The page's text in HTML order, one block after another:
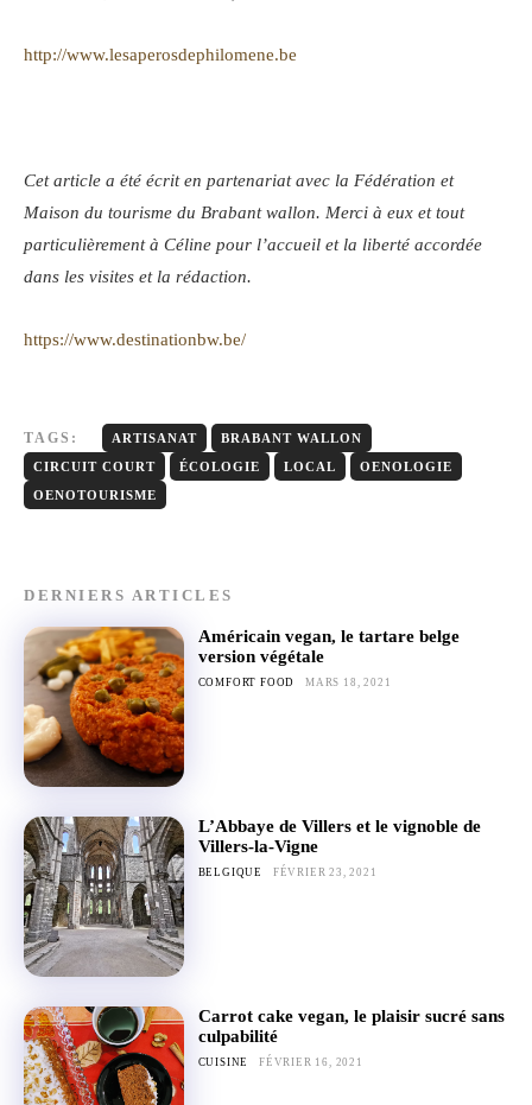
http://www.lesaperosdephilomene.be
Cet article a été écrit en partenariat avec la Fédération et
Maison du tourisme du Brabant wallon. Merci à eux et tout
particulièrement à Céline pour l’accueil et la liberté accordée
dans les visites et la rédaction.
https://www.destinationbw.be/
TAGS: ARTISANAT
BRABANT WALLON
CIRCUIT COURT
ÉCOLOGIE LOCAL
OENOLOGIE
OENOTOURISME
DERNIERS ARTICLES
Américain vegan, le tartare belge
version végétale
COMFORT FOOD MARS 18, 2021
L’Abbaye de Villers et le vignoble de
Villers-la-Vigne
BELGIQUE FÉVRIER 23, 2021
Carrot cake vegan, le plaisir sucré sans
culpabilité
CUISINE FÉVRIER 16, 2021